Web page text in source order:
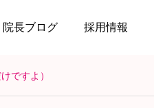
院長ブログ 採用情報
ですよ）